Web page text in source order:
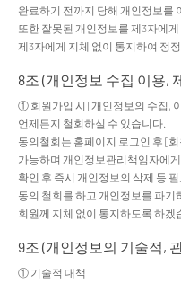
완료하기 전까지 당해 개인정보를
또한 잘못된 개인정보를 제3자에
제3자에게 지체 없이 통지하여 정
8조 (개인정보 수집 이용,
① 회원가입 시 [개인정보의 수집,
언제든지 철회하실 수 있습니다.
동의철회는 홈페이지 로그인 후 [
가능하며 개인정보관리책임자에
확인 후 즉시 개인정보의 삭제 등
동의 철회를 하고 개인정보를 파기
회원께 지체 없이 통지하도록 하겠
9조 (개인정보의 기술적,
① 기술적 대책